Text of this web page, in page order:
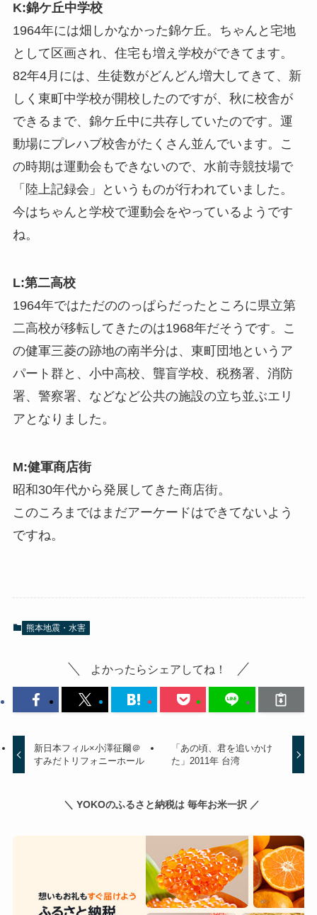
K:錦ケ丘中学校
1964年には畑しかなかった錦ケ丘。ちゃんと宅地
として区画され、住宅も増え学校ができてます。
82年4月には、生徒数がどんどん増大してきて、新
しく東町中学校が開校したのですが、秋に校舎が
できるまで、錦ケ丘中に共存していたのです。運
動場にプレハブ校舎がたくさん並んでいます。こ
の時期は運動会もできないので、水前寺競技場で
「陸上記録会」というものが行われていました。
今はちゃんと学校で運動会をやっているようです
ね。
L:第二高校
1964年ではただののっぱらだったところに県立第
二高校が移転してきたのは1968年だそうです。こ
の健軍三菱の跡地の南半分は、東町団地というア
パート群と、小中高校、聾盲学校、税務署、消防
署、警察署、などなど公共の施設の立ち並ぶエリ
アとなりました。
M:健軍商店街
昭和30年代から発展してきた商店街。
このころまではまだアーケードはできてないよう
ですね。
熊本地震・水害
よかったらシェアしてね！
新日本フィル×小澤征爾＠
すみだトリフォニーホール
「あの頃、君を追いかけ
た」2011年 台湾
＼ YOKOのふるさと納税は 毎年お米一択 ／